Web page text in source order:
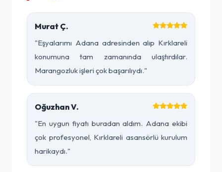
Murat Ç.
"Eşyalarımı Adana adresinden alıp Kırklareli
konumuna tam zamanında ulaştırdılar.
Marangozluk işleri çok başarılıydı."
Oğuzhan V.
"En uygun fiyatı buradan aldım. Adana ekibi
çok profesyonel, Kırklareli asansörlü kurulum
harikaydı."